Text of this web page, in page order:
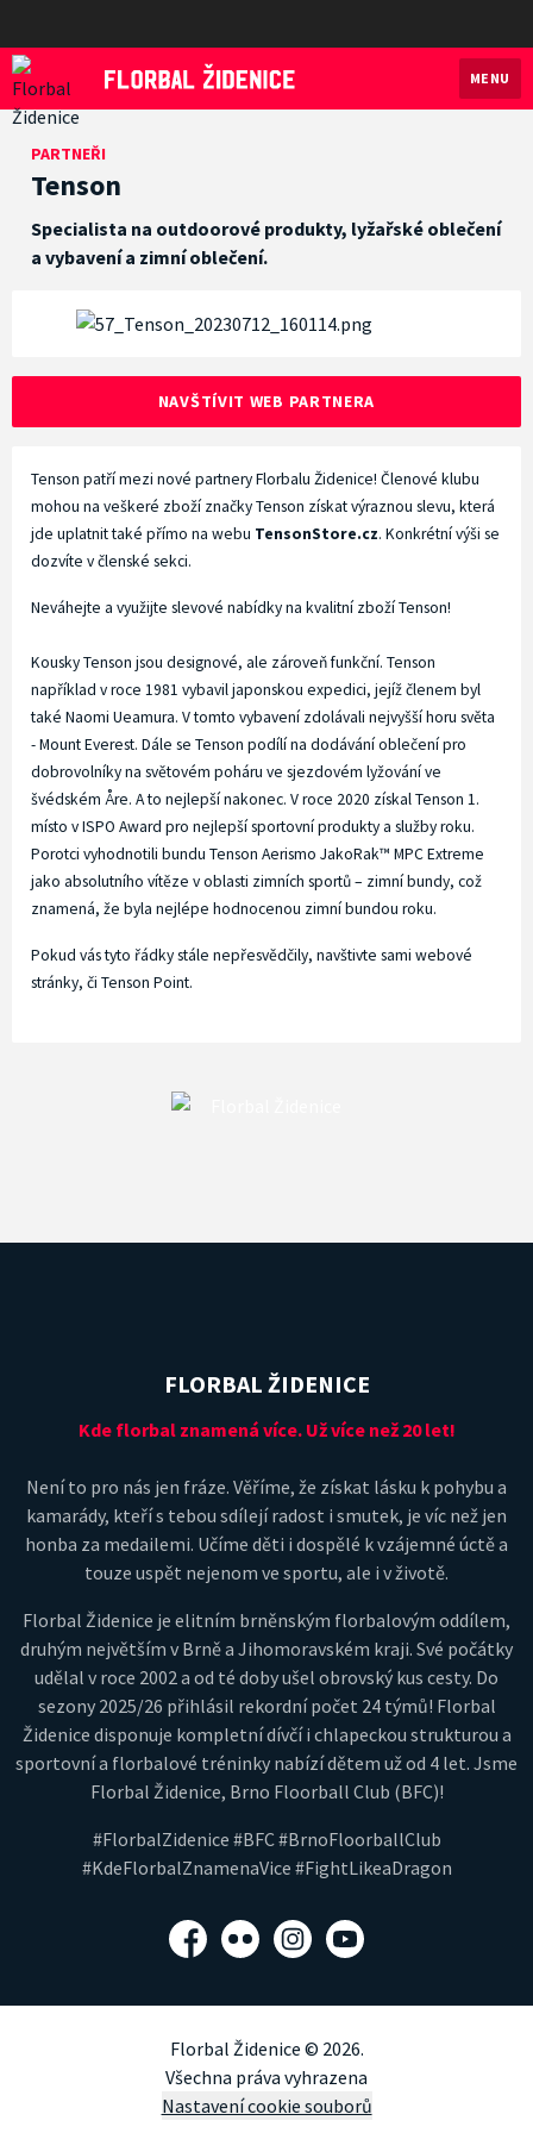
Florbal Židenice
MENU
PARTNEŘI
Tenson
Specialista na outdoorové produkty, lyžařské oblečení
a vybavení a zimní oblečení.
NAVŠTÍVIT WEB PARTNERA
Tenson patří mezi nové partnery Florbalu Židenice! Členové klubu
mohou na veškeré zboží značky Tenson získat výraznou slevu, která
jde uplatnit také přímo na webu TensonStore.cz. Konkrétní výši se
dozvíte v členské sekci.
Neváhejte a využijte slevové nabídky na kvalitní zboží Tenson!
Kousky Tenson jsou designové, ale zároveň funkční. Tenson
například v roce 1981 vybavil japonskou expedici, jejíž členem byl
také Naomi Ueamura. V tomto vybavení zdolávali nejvyšší horu světa
- Mount Everest. Dále se Tenson podílí na dodávání oblečení pro
dobrovolníky na světovém poháru ve sjezdovém lyžování ve
švédském Åre. A to nejlepší nakonec. V roce 2020 získal Tenson 1.
místo v ISPO Award pro nejlepší sportovní produkty a služby roku.
Porotci vyhodnotili bundu Tenson Aerismo JakoRak™ MPC Extreme
jako absolutního vítěze v oblasti zimních sportů – zimní bundy, což
znamená, že byla nejlépe hodnocenou zimní bundou roku.
Pokud vás tyto řádky stále nepřesvědčily, navštivte sami webové
stránky, či Tenson Point.
FLORBAL ŽIDENICE
Kde florbal znamená více. Už více než 20 let!
Není to pro nás jen fráze. Věříme, že získat lásku k pohybu a
kamarády, kteří s tebou sdílejí radost i smutek, je víc než jen
honba za medailemi. Učíme děti i dospělé k vzájemné úctě a
touze uspět nejenom ve sportu, ale i v životě.
Florbal Židenice je elitním brněnským florbalovým oddílem,
druhým největším v Brně a Jihomoravském kraji. Své počátky
udělal v roce 2002 a od té doby ušel obrovský kus cesty. Do
sezony 2025/26 přihlásil rekordní počet 24 týmů! Florbal
Židenice disponuje kompletní dívčí i chlapeckou strukturou a
sportovní a florbalové tréninky nabízí dětem už od 4 let. Jsme
Florbal Židenice, Brno Floorball Club (BFC)!
#FlorbalZidenice #BFC #BrnoFloorballClub
#KdeFlorbalZnamenaVice #FightLikeaDragon
Facebook
Flickr Instagram
YouTube
Florbal Židenice © 2026.
Všechna práva vyhrazena
Nastavení cookie souborů